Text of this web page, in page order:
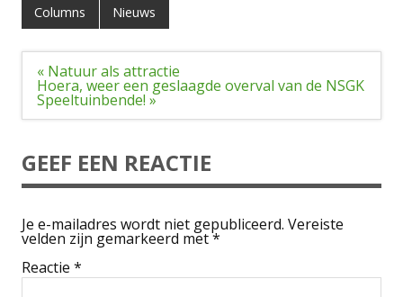
Columns Nieuws
Bericht
navigatie
« Natuur als attractie
Hoera, weer een geslaagde overval van de NSGK
Speeltuinbende! »
GEEF EEN REACTIE
Je e-mailadres wordt niet gepubliceerd. Vereiste
velden zijn gemarkeerd met*
Reactie *